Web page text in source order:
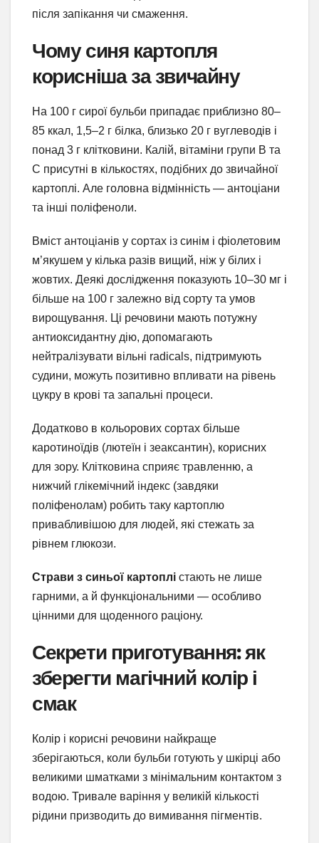
після запікання чи смаження.
Чому синя картопля
корисніша за звичайну
На 100 г сирої бульби припадає приблизно 80–
85 ккал, 1,5–2 г білка, близько 20 г вуглеводів і
понад 3 г клітковини. Калій, вітаміни групи B та
C присутні в кількостях, подібних до звичайної
картоплі. Але головна відмінність — антоціани
та інші поліфеноли.
Вміст антоціанів у сортах із синім і фіолетовим
м’якушем у кілька разів вищий, ніж у білих і
жовтих. Деякі дослідження показують 10–30 мг і
більше на 100 г залежно від сорту та умов
вирощування. Ці речовини мають потужну
антиоксидантну дію, допомагають
нейтралізувати вільні radicals, підтримують
судини, можуть позитивно впливати на рівень
цукру в крові та запальні процеси.
Додатково в кольорових сортах більше
каротиноїдів (лютеїн і зеаксантин), корисних
для зору. Клітковина сприяє травленню, а
нижчий глікемічний індекс (завдяки
поліфенолам) робить таку картоплю
привабливішою для людей, які стежать за
рівнем глюкози.
Страви з синьої картоплі стають не лише
гарними, а й функціональними — особливо
цінними для щоденного раціону.
Секрети приготування: як
зберегти магічний колір і
смак
Колір і корисні речовини найкраще
зберігаються, коли бульби готують у шкірці або
великими шматками з мінімальним контактом з
водою. Тривале варіння у великій кількості
рідини призводить до вимивання пігментів.